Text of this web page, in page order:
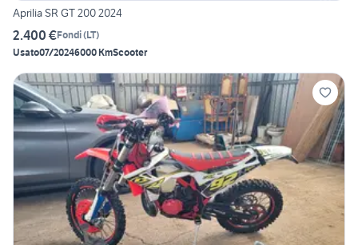
Aprilia SR GT 200 2024
2.400 €Fondi(LT)
Usato07/20246000 KmScooter